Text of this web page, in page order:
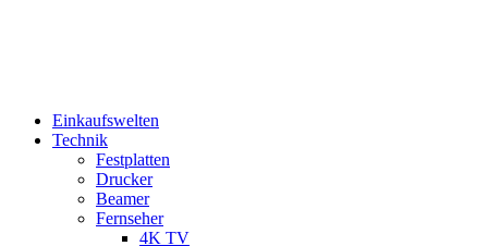
Einkaufswelten
Technik
Festplatten
Drucker
Beamer
Fernseher
4K TV